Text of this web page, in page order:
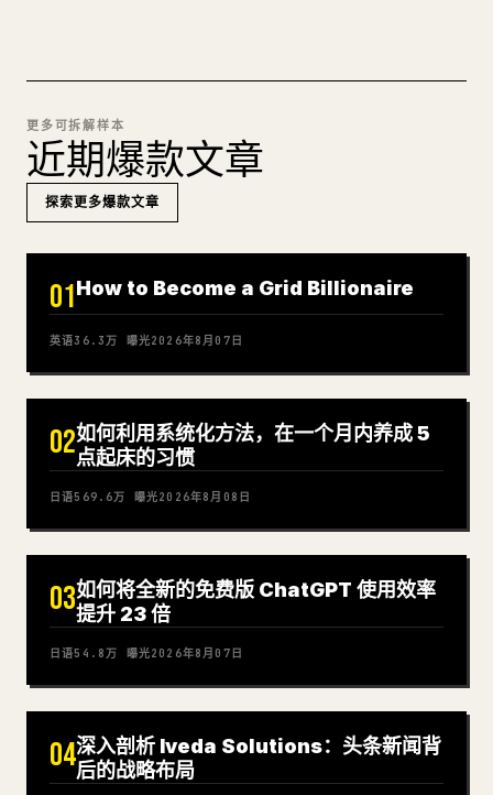
更多可拆解样本
近期爆款文章
探索更多爆款文章
01How to Become a Grid Billionaire
英语36.3万 曝光2026年8月07日
02如何利用系统化方法，在一个月内养成 5
点起床的习惯
日语569.6万 曝光2026年8月08日
03如何将全新的免费版 ChatGPT 使用效率
提升 23 倍
日语54.8万 曝光2026年8月07日
04深入剖析 Iveda Solutions：头条新闻背
后的战略布局